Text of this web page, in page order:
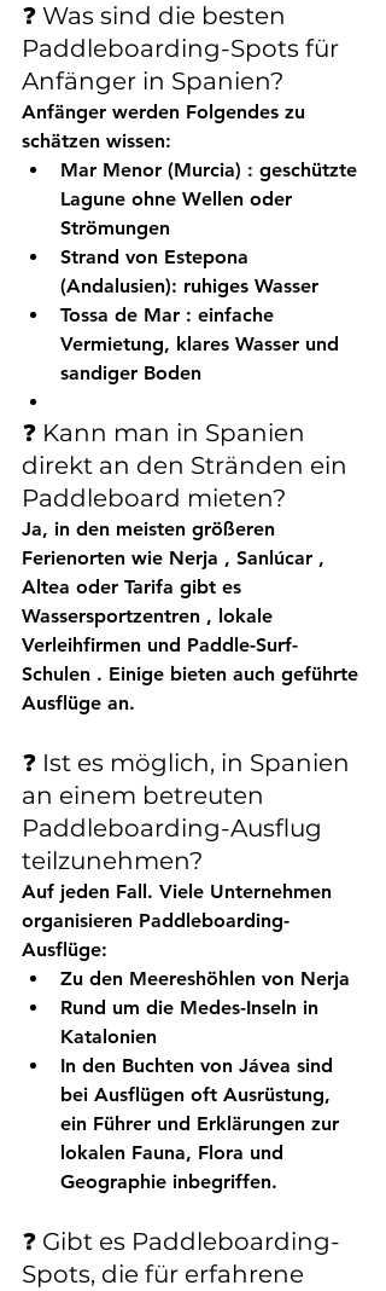
❓ Was sind die besten
Paddleboarding-Spots für
Anfänger in Spanien?
Anfänger werden Folgendes zu
schätzen wissen:
Mar Menor (Murcia) : geschützte
Lagune ohne Wellen oder
Strömungen
Strand von Estepona
(Andalusien): ruhiges Wasser
Tossa de Mar : einfache
Vermietung, klares Wasser und
sandiger Boden
❓ Kann man in Spanien
direkt an den Stränden ein
Paddleboard mieten?
Ja, in den meisten größeren
Ferienorten wie Nerja , Sanlúcar ,
Altea oder Tarifa gibt es
Wassersportzentren , lokale
Verleihfirmen und Paddle-Surf-
Schulen . Einige bieten auch geführte
Ausflüge an.
❓ Ist es möglich, in Spanien
an einem betreuten
Paddleboarding-Ausflug
teilzunehmen?
Auf jeden Fall. Viele Unternehmen
organisieren Paddleboarding-
Ausflüge:
Zu den Meereshöhlen von Nerja
Rund um die Medes-Inseln in
Katalonien
In den Buchten von Jávea sind
bei Ausflügen oft Ausrüstung,
ein Führer und Erklärungen zur
lokalen Fauna, Flora und
Geographie inbegriffen.
❓ Gibt es Paddleboarding-
Spots, die für erfahrene